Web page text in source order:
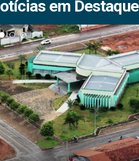
em Destaque